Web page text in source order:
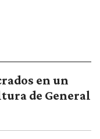
en un
de General